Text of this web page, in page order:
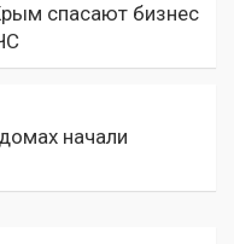
спасают бизнес
начали